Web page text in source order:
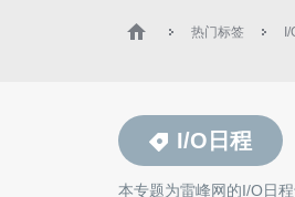
热门标签
I/O日程
本专题为雷峰网的I/O日程